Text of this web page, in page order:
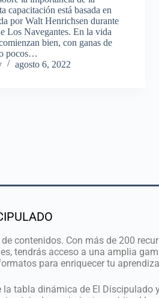
capacitación está basada en
por Walt Henrichsen durante
Los Navegantes. En la vida
bien, con ganas de
pocos…
agosto 6, 2022
contenidos. Con más de 200
tendrás acceso a una amplia
para enriquecer tu
la tabla dinámica de El Discipulado